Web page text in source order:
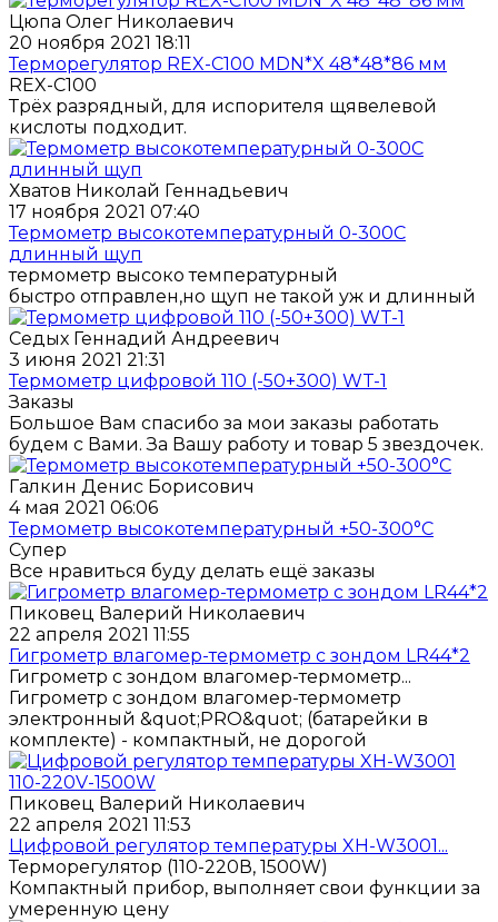
Цюпа Олег Николаевич
20 ноября 2021 18:11
Терморегулятор REX-C100 MDN*X 48*48*86 мм
REX-C100
Трёх разрядный, для испорителя щявелевой
кислоты подходит.
Хватов Николай Геннадьевич
17 ноября 2021 07:40
Термометр высокотемпературный 0-300С
длинный щуп
термометр высоко температурный
быстро отправлен,но щуп не такой уж и длинный
Седых Геннадий Андреевич
3 июня 2021 21:31
Термометр цифровой 110 (-50+300) WT-1
Заказы
Большое Вам спасибо за мои заказы работать
будем с Вами. За Вашу работу и товар 5 звездочек.
Галкин Денис Борисович
4 мая 2021 06:06
Термометр высокотемпературный +50-300°C
Супер
Все нравиться буду делать ещё заказы
Пиковец Валерий Николаевич
22 апреля 2021 11:55
Гигрометр влагомер-термометр с зондом LR44*2
Гигрометр с зондом влагомер-термометр...
Гигрометр с зондом влагомер-термометр
электронный &quot;PRO&quot; (батарейки в
комплекте) - компактный, не дорогой
Пиковец Валерий Николаевич
22 апреля 2021 11:53
Цифровой регулятор температуры XH-W3001...
Терморегулятор (110-220В, 1500W)
Компактный прибор, выполняет свои функции за
умеренную цену